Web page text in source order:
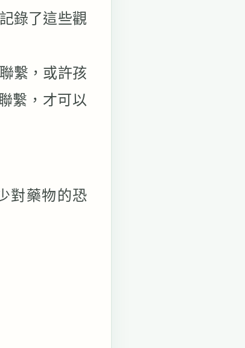
錄了這些觀
繫，或許孩
繫，才可以
對藥物的恐